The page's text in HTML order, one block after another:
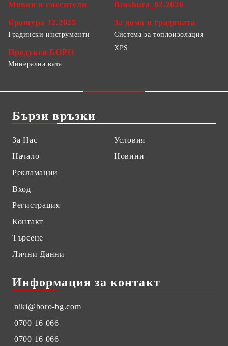
Мивки и смесители
Брошура 12.2025
Broshura_02.2026
За дома и градината
Градински инструменти
Продукти БОРО
Система за топлоизолация
XPS
Минерална вата
Бързи връзки
За Нас
Начало
Рекламации
Вход
Регистрация
Контакт
Търсене
Лични Данни
Условия
Новини
Информация за контакт
niki@boro-bg.com
0700 16 066
0700 16 066